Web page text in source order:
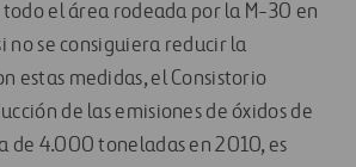
el área rodeada por la M-30 en
no se consiguiera reducir la
estas medidas, el Consistorio
de las emisiones de óxidos de
de 4.000 toneladas en 2010, es